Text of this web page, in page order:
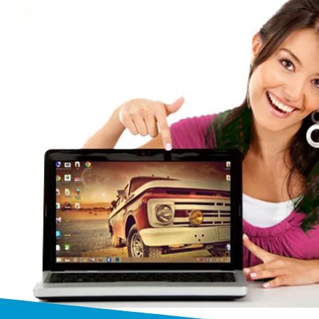
Бесплатный
Выезжаем к заказчику бесплатно
от 1 часа
на дом или в офис